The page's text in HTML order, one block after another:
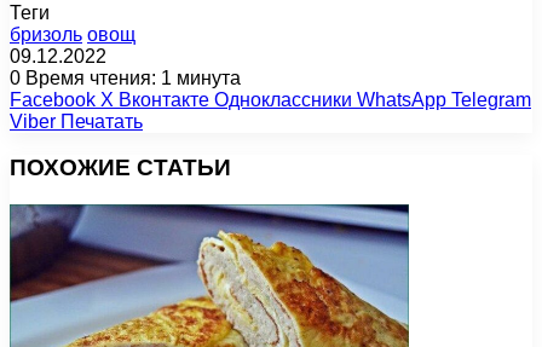
Теги
бризоль овощ
09.12.2022
0 Время чтения: 1 минута
Facebook X Вконтакте Одноклассники WhatsApp Telegram
Viber Печатать
ПОХОЖИЕ СТАТЬИ